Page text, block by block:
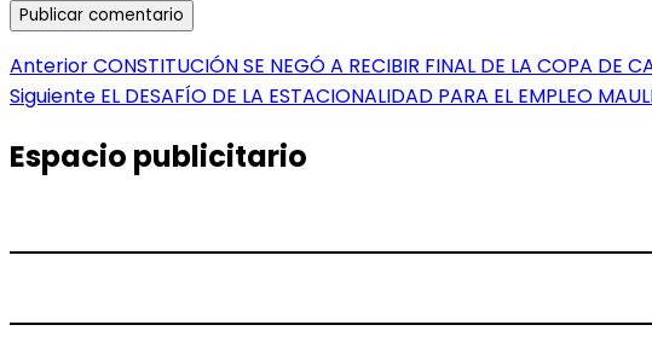
Navegación
de
entradas
AnteriorEntrada
anterior:
CONSTITUCIÓN SE NEGÓ A RECIBIR FINAL DE LA COPA DE
Siguiente Entrada
EL DESAFÍO DE LA ESTACIONALIDAD PARA EL EMPLEO
Espacio publicitario